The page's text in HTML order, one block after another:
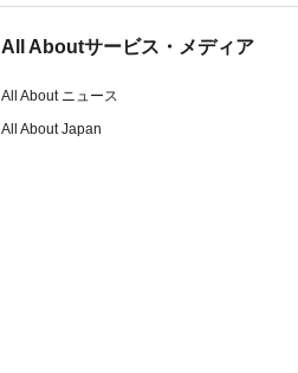
All Aboutサービス・メディア
All About ニュース
All About Japan